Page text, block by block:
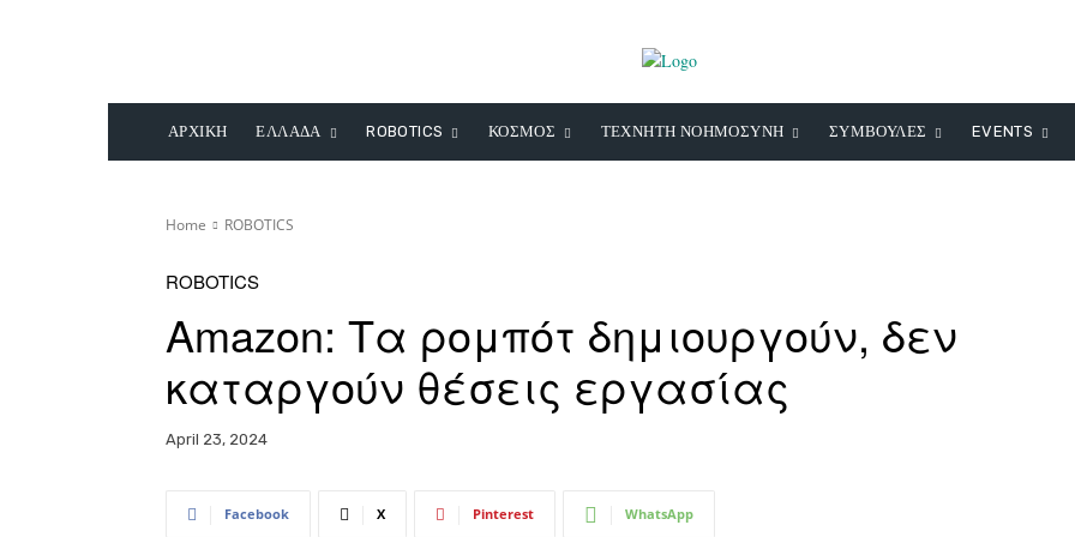
ΑΡΧΙΚΗ ΕΛΛΑΔΑ ROBOTICS ΚΟΣΜΟΣ ΤΕΧΝΗΤΗ ΝΟΗΜΟΣΥΝΗ ΣΥΜΒΟΥΛΕΣ EVENTS
Home ROBOTICS
ROBOTICS
Αmazon: Τα ρομπότ δημιουργούν, δεν
καταργούν θέσεις εργασίας
April 23, 2024
Facebook X Pinterest WhatsApp